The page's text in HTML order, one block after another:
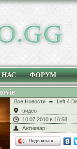
НАС ФОРУМ
Все Новости ➨
Left 4
видео
10.07.2010 в 16:58
Антиквар
Поделиться…